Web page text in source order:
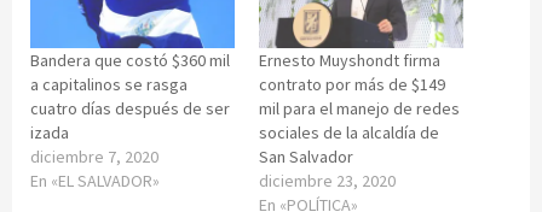
Bandera que costó $360 mil
a capitalinos se rasga
cuatro días después de ser
izada
diciembre 7, 2020
En «EL SALVADOR»
Ernesto Muyshondt firma
contrato por más de $149
mil para el manejo de redes
sociales de la alcaldía de
San Salvador
diciembre 23, 2020
En «POLÍTICA»